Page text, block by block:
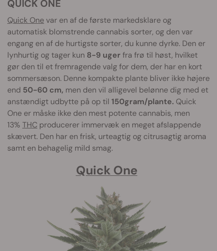
QUICK ONE
Quick Onevar en af de første markedsklare og
automatisk blomstrende cannabis sorter, og den var
engang en af de hurtigste sorter, du kunne dyrke. Den er
lynhurtig og tager kun 8-9 uger fra frø til høst, hvilket
gør den til et fremragende valg for dem, der har en kort
sommersæson. Denne kompakte plante bliver ikke højere
end 50-60 cm, men den vil alligevel belønne dig med et
anstændigt udbytte på op til 150gram/plante. Quick
One er måske ikke den mest potente cannabis, men
13% THC producerer immervæk en meget afslappende
skævert. Den har en frisk, urteagtig og citrusagtig aroma
samt en behagelig mild smag.
Quick One